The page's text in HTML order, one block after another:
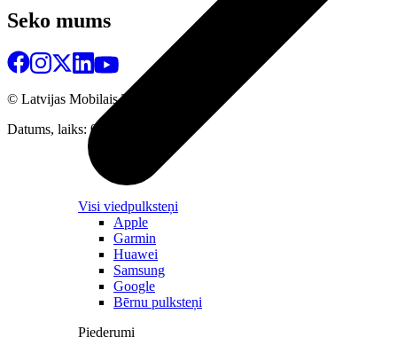
Visi viedpulksteņi
Apple
Garmin
Huawei
Samsung
Google
Bērnu pulksteņi
Piederumi
Seko mums
© Latvijas Mobilais Telefons
Datums, laiks: 06.08.2026 16:05